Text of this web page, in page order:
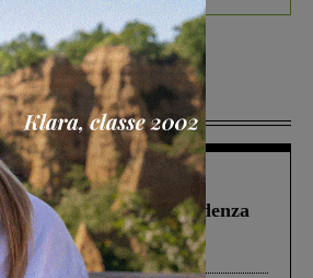
1 Agosto 2026
finanziata oltre la scadenza
Fratelli d’Italia: “Un
Governo”